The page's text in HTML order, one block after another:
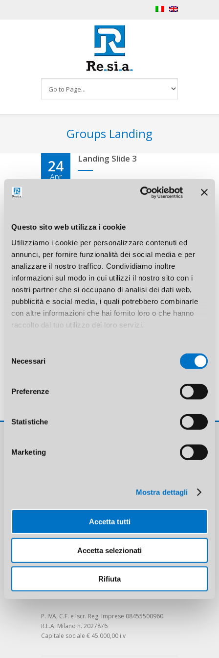
Questo sito web utilizza i cookie
Utilizziamo i cookie per personalizzare contenuti ed
annunci, per fornire funzionalità dei social media e per
analizzare il nostro traffico. Condividiamo inoltre
informazioni sul modo in cui utilizzi il nostro sito con i
nostri partner che si occupano di analisi dei dati web,
pubblicità e social media, i quali potrebbero combinarle
con altre informazioni che hai fornito loro o che hanno
raccolto dal tuo utilizzo dei loro servizi.
delNecessari
Preferenze
Statistiche
Marketing
Mostra dettagli
Accetta tutti
Accetta selezionati
Rifiuta
Groups Landing
24
Apr
Landing Slide 3
24
Apr
Landing Slide 2
Landing Slide 1
Re.si.a. Srl
Phone: (+39) 02 92100098
Mobile: (+39) 375 5147932
Fax: (+39) 02 92471720
E-mail:info@resiapvc.it
P. IVA, C.F. e Iscr. Reg. Imprese 08455500960
R.E.A. Milano n. 2027876
Capitale sociale € 45.000,00 i.v